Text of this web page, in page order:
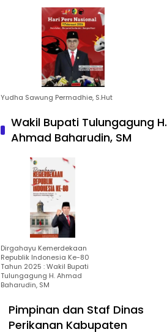
Yudha Sawung Permadhie, S.Hut
Wakil Bupati Tulungagung H.
Ahmad Baharudin, SM
Dirgahayu Kemerdekaan
Republik Indonesia Ke-80
Tahun 2025 : Wakil Bupati
Tulungagung H. Ahmad
Baharudin, SM
Pimpinan dan Staf Dinas
Perikanan Kabupaten